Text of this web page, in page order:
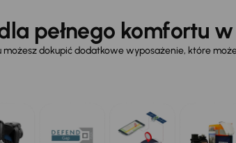
pełnego komfortu
możesz dokupić dodatkowe wyposażenie, które